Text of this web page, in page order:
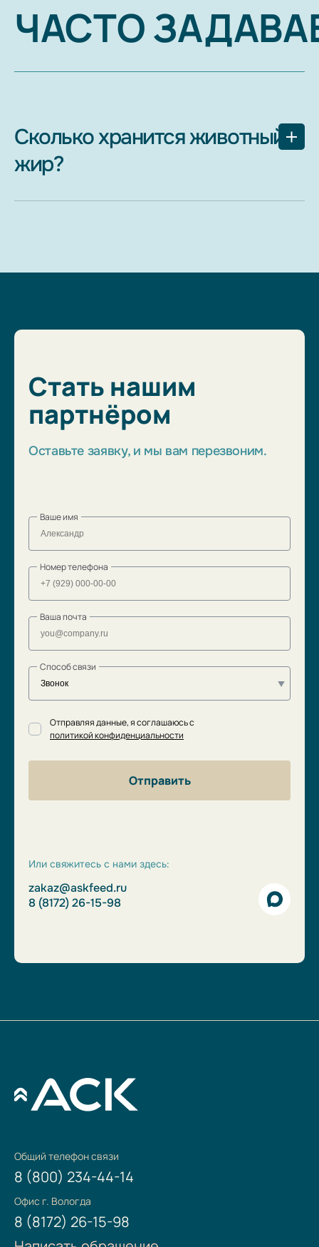
ЧАСТО
Сколько хранится животный
жир?
Стать нашим
партнёром
Оставьте заявку, и мы вам перезвоним.
Ваше имя
Номер телефона
Ваша почта
Способ связи
Отправляя данные, я соглашаюсь с
политикой конфиденциальности
Отправить
Или свяжитесь с нами здесь:
zakaz@askfeed.ru
8 (8172) 26-15-98
Общий телефон связи
8 (800) 234-44-14
Офис г. Вологда
8 (8172) 26-15-98